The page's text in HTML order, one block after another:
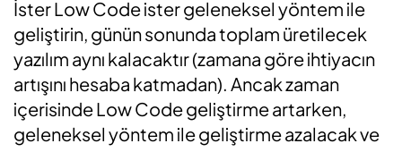
İster Low Code ister geleneksel yöntem ile
geliştirin, günün sonunda toplam üretilecek
yazılım aynı kalacaktır (zamana göre ihtiyacın
artışını hesaba katmadan). Ancak zaman
içerisinde Low Code geliştirme artarken,
geleneksel yöntem ile geliştirme azalacak ve